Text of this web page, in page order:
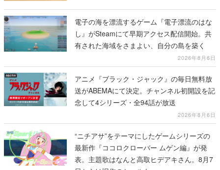
電子の海を漂流するゲーム『電子漂流のはな
し』がSteamにて早期アクセス配信開始。共
有された海域をさまよい、自分の島を築く
2026年8月6日
アニメ『ブラック・ジャック』の毎日無料放
送がABEMAにて決定。チャンネル初開設を記
念して4シリーズ・全94話が放送
2026年8月6日
“ニチアサ”をテーマにしたゲームシリーズの
最新作『ココロクローバー ムゲン編』が発
表。主題歌はなんと高取ヒデアキさん。8月7